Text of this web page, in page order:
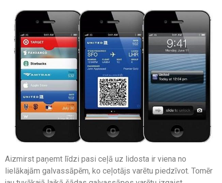
Aizmirst paņemt līdzi pasi ceļā uz lidosta ir viena no
lielākajām galvassāpēm, ko ceļotājs varētu piedzīvot. Tomēr